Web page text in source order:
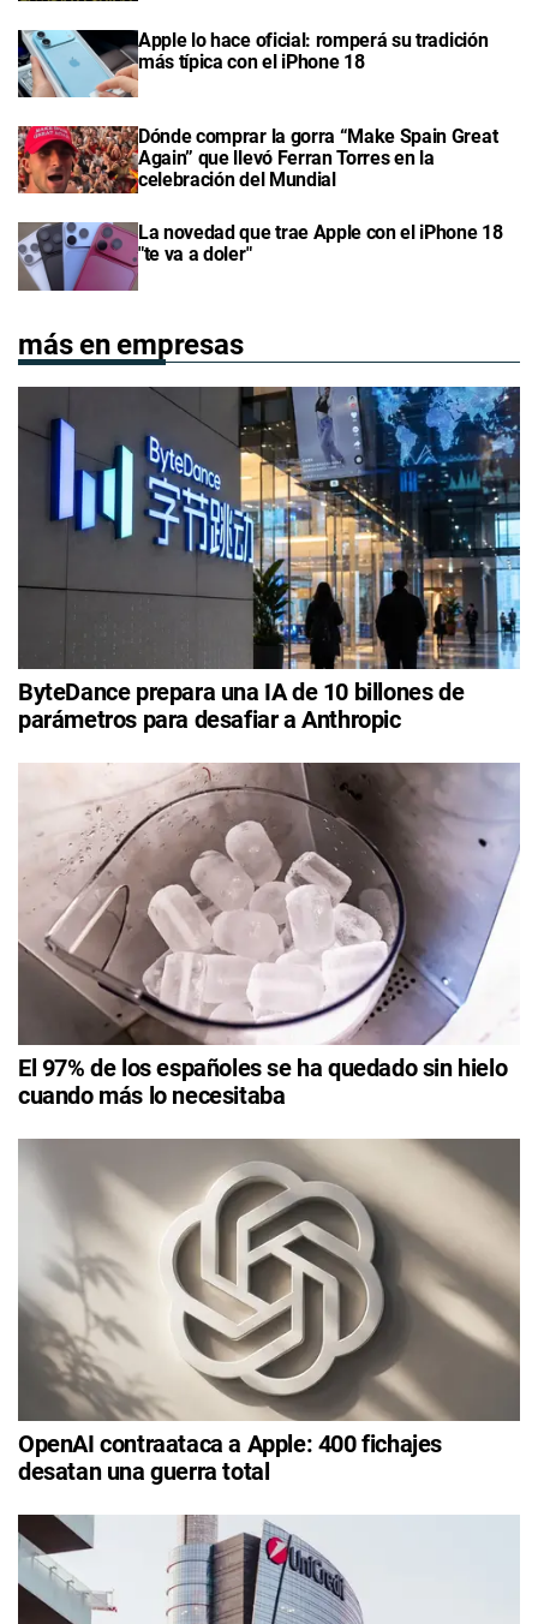
Apple lo hace oficial: romperá su tradición
más típica con el iPhone 18
Dónde comprar la gorra “Make Spain Great
Again” que llevó Ferran Torres en la
celebración del Mundial
La novedad que trae Apple con el iPhone 18
"te va a doler"
más en empresas
ByteDance prepara una IA de 10 billones de
parámetros para desafiar a Anthropic
El 97% de los españoles se ha quedado sin hielo
cuando más lo necesitaba
OpenAI contraataca a Apple: 400 fichajes
desatan una guerra total